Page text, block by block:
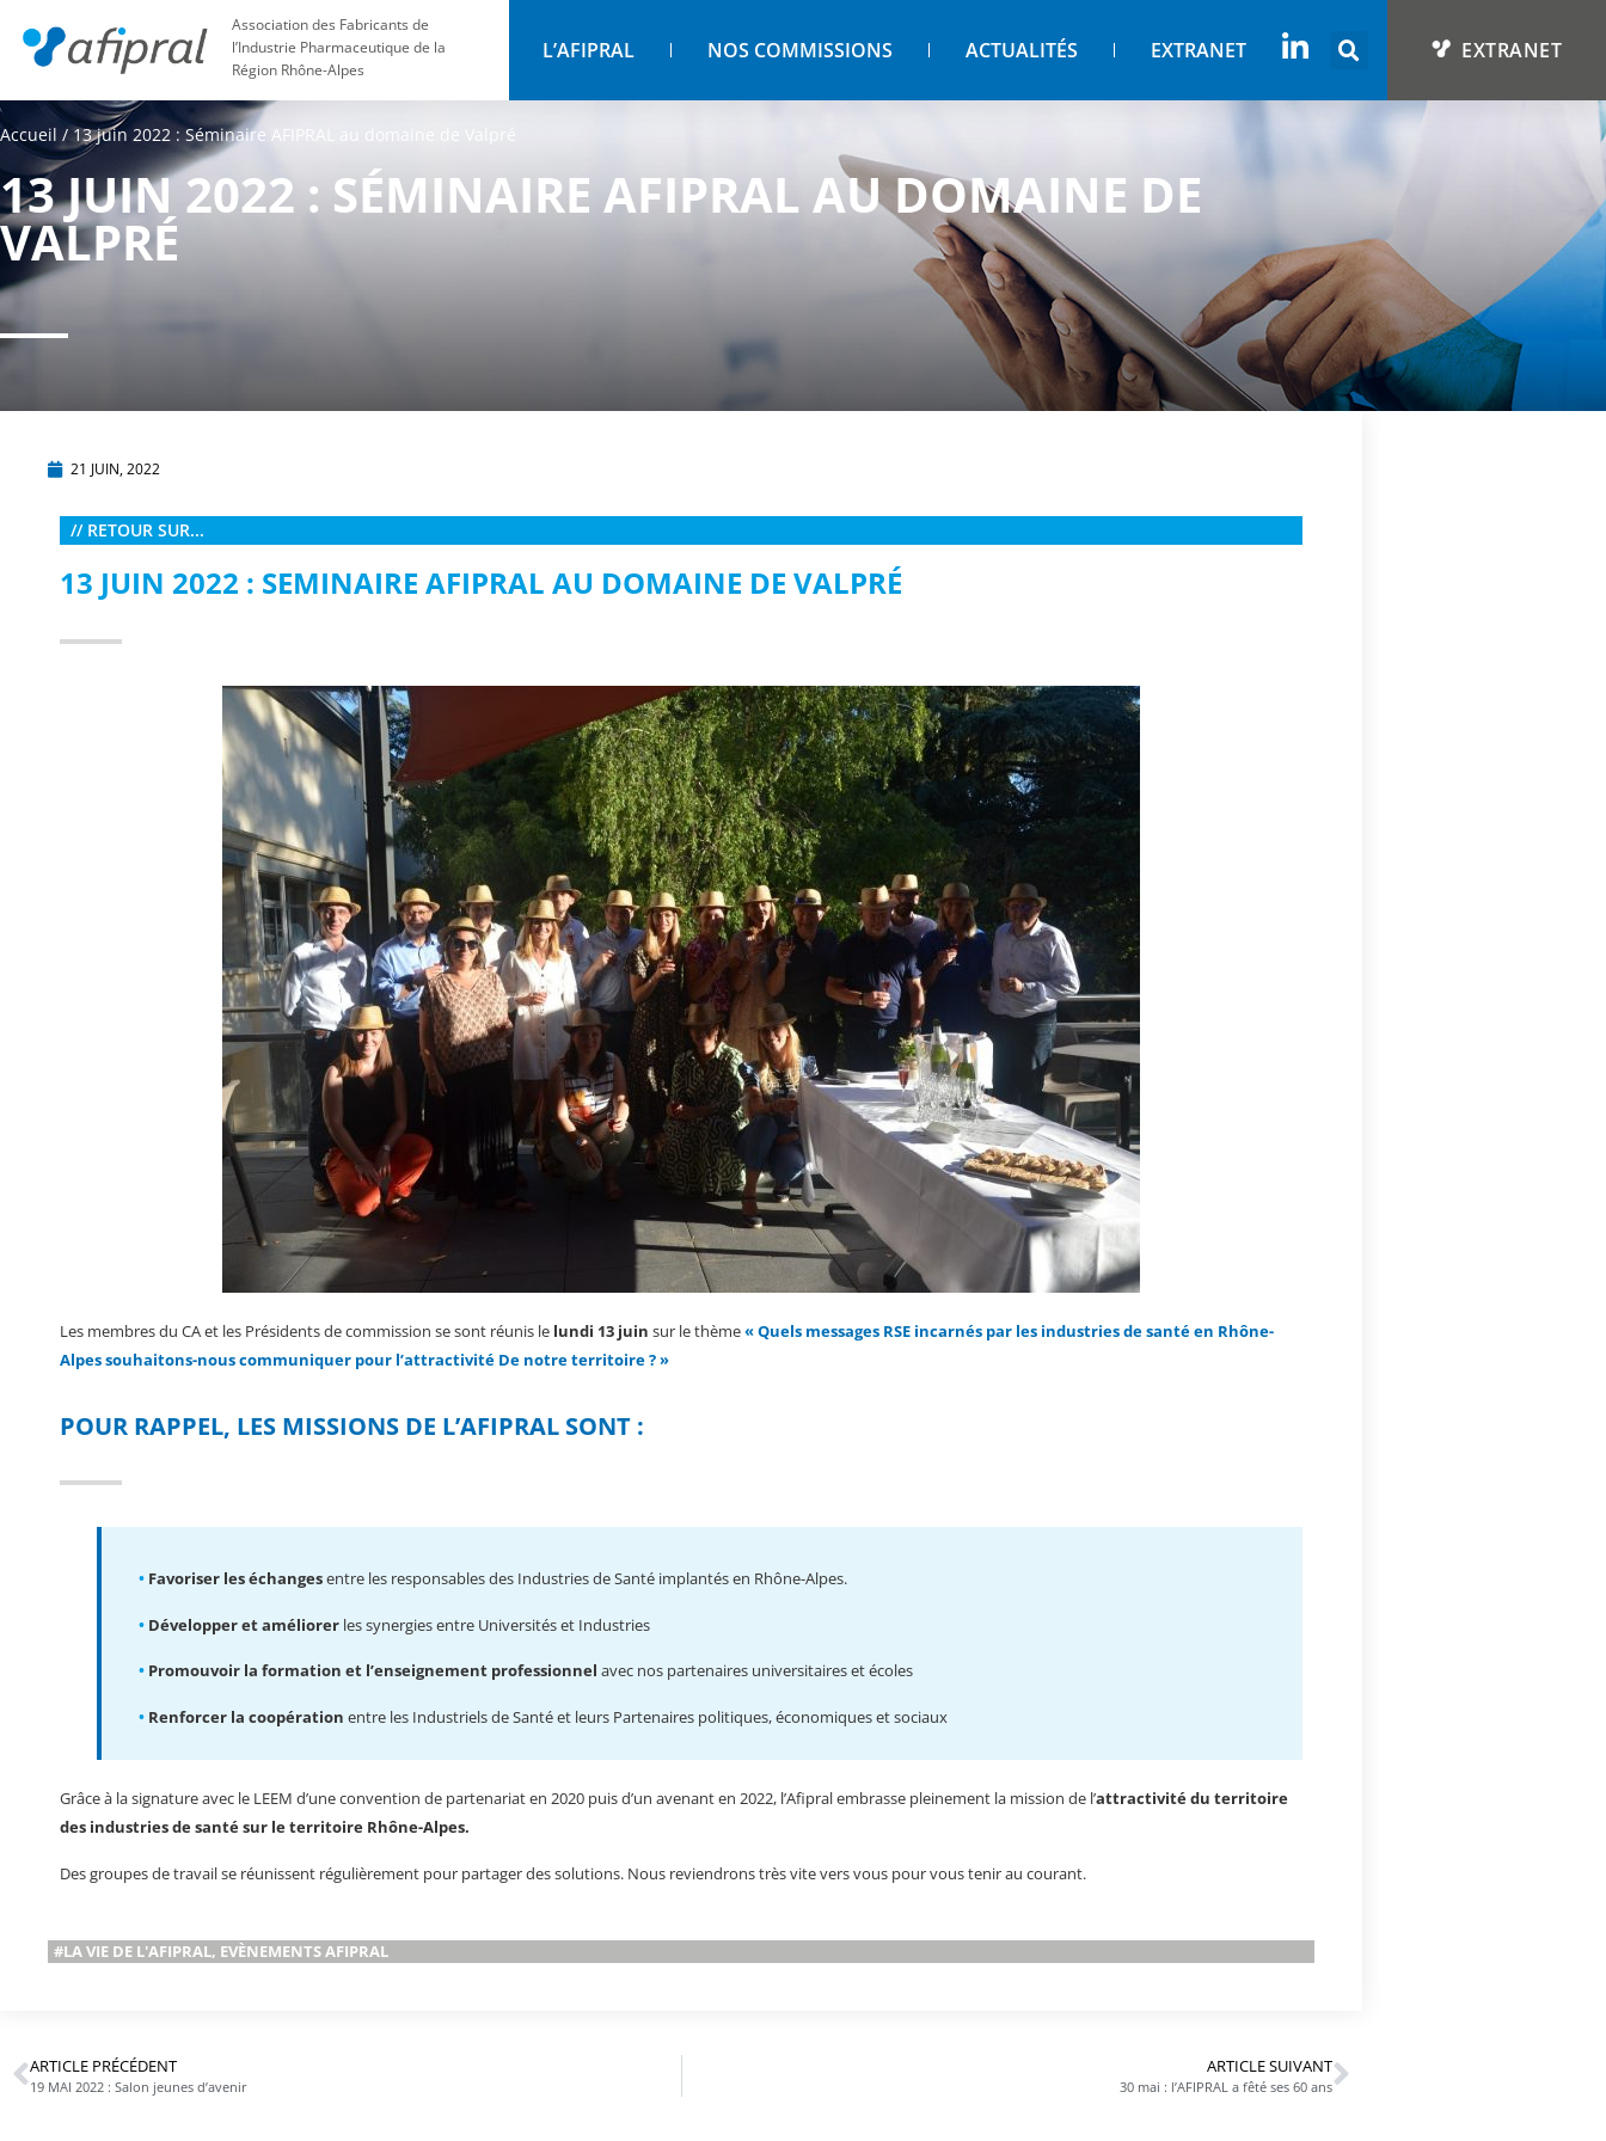
Association des Fabricants de
l’Industrie Pharmaceutique de la
Région Rhône-Alpes
L’AFIPRAL NOS COMMISSIONS ACTUALITÉS EXTRANET EXTRANET
Accueil / 13 juin 2022 : Séminaire AFIPRAL au domaine de Valpré
13 JUIN 2022 : SÉMINAIRE AFIPRAL AU DOMAINE DE
VALPRÉ
21 JUIN, 2022
// RETOUR SUR...
13 JUIN 2022 : SEMINAIRE AFIPRAL AU DOMAINE DE VALPRÉ
Les membres du CA et les Présidents de commission se sont réunis le lundi 13 juin sur le thème« Quels messages RSE incarnés par les industries de santé en Rhône-
Alpes souhaitons-nous communiquer pour l’attractivité De notre territoire ? »
POUR RAPPEL, LES MISSIONS DE L’AFIPRAL SONT :
• Favoriser les échangesentre les responsables des Industries de Santé implantés en Rhône-Alpes.
• Développer et améliorer les synergies entre Universités et Industries
• Promouvoir la formation et l’enseignement professionnel avec nos partenaires universitaires et écoles
• Renforcer la coopération entre les Industriels de Santé et leurs Partenaires politiques, économiques et sociaux
Grâce à la signature avec le LEEM d’une convention de partenariat en 2020 puis d’un avenant en 2022, l’Afipral embrasse pleinement la mission de l’attractivité du territoire
des industries de santé sur le territoire Rhône-Alpes.
Des groupes de travail se réunissent régulièrement pour partager des solutions. Nous reviendrons très vite vers vous pour vous tenir au courant.
#LA VIE DE L'AFIPRAL, EVÈNEMENTS AFIPRAL
ARTICLE PRÉCÉDENT
19 MAI 2022 : Salon jeunes d’avenir
ARTICLE SUIVANT
30 mai : l’AFIPRAL a fêté ses 60 ans